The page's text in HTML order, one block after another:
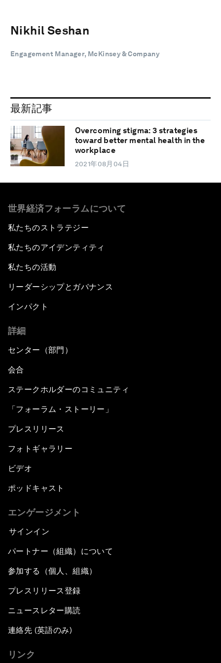
Nikhil Seshan
Engagement Manager, McKinsey & Company
最新記事
Overcoming stigma: 3 strategies
toward better mental health in the
workplace
2021年08月04日
世界経済フォーラムについて
私たちのストラテジー
私たちのアイデンティティ
私たちの活動
リーダーシップとガバナンス
インパクト
詳細
センター（部門）
会合
ステークホルダーのコミュニティ
「フォーラム・ストーリー」
プレスリリース
フォトギャラリー
ビデオ
ポッドキャスト
エンゲージメント
サインイン
パートナー（組織）について
参加する（個人、組織）
プレスリリース登録
ニュースレター購読
連絡先 (英語のみ)
リンク